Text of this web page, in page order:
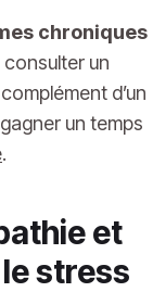
chroniques
un
d’un
un temps
.
et
stress